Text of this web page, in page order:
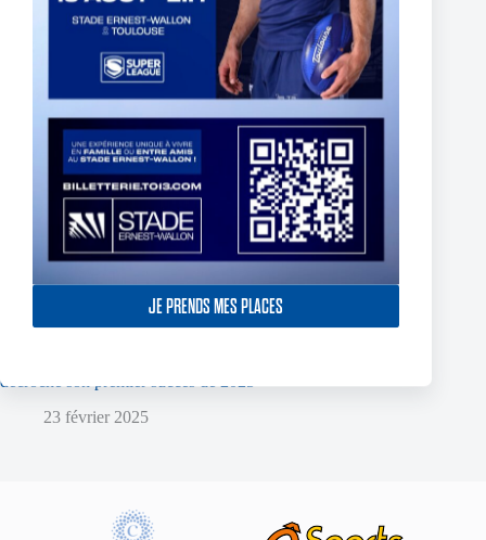
JE PRENDS MES PLACES
décroche son premier succès de 2025
23 février 2025